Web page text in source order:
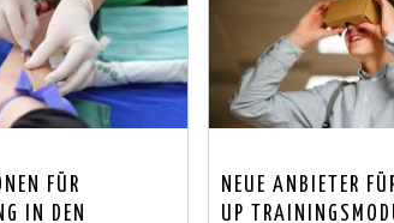
FÜR
IN DEN
NEUE ANBIETER
UP